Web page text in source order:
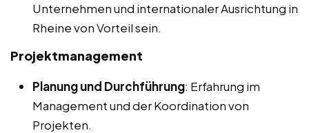
Unternehmen und internationaler Ausrichtung in
Rheine von Vorteil sein.
Projektmanagement
Planung und Durchführung: Erfahrung im
Management und der Koordination von
Projekten.